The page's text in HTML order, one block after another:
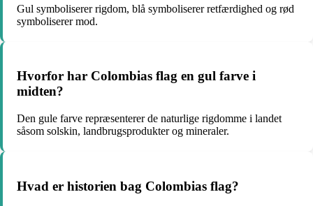
Gul symboliserer rigdom, blå symboliserer retfærdighed og rød
symboliserer mod.
Hvorfor har Colombias flag en gul farve i
midten?
Den gule farve repræsenterer de naturlige rigdomme i landet
såsom solskin, landbrugsprodukter og mineraler.
Hvad er historien bag Colombias flag?